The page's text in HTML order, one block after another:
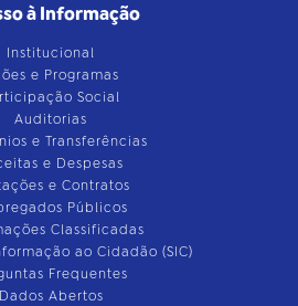
à Informação
Institucional
e Programas
Social
Auditorias
e Transferências
e Despesas
e Contratos
Públicos
Classificadas
ao Cidadão (SIC)
Frequentes
Dados Abertos